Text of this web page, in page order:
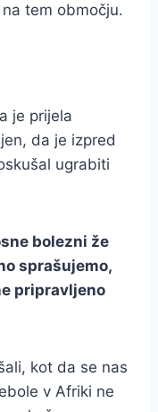
tem območju.
je prijela
da je izpred
ugrabiti
bolezni že
sprašujemo,
pripravljeno
kot da se nas
v Afriki ne